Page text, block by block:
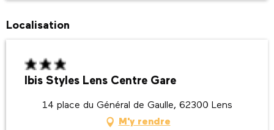
Localisation
Ibis Styles Lens Centre Gare
14 place du Général de Gaulle, 62300 Lens
M'y rendre